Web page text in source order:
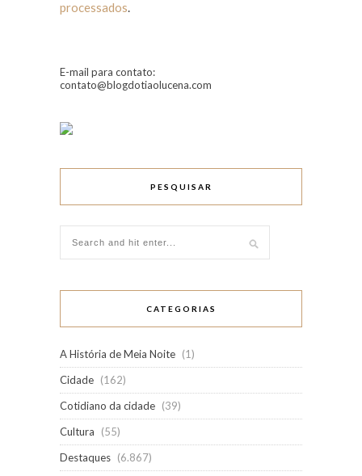
processados.
E-mail para contato:
contato@blogdotiaolucena.com
PESQUISAR
CATEGORIAS
A História de Meia Noite (1)
Cidade (162)
Cotidiano da cidade (39)
Cultura
(55)
Destaques (6.867)